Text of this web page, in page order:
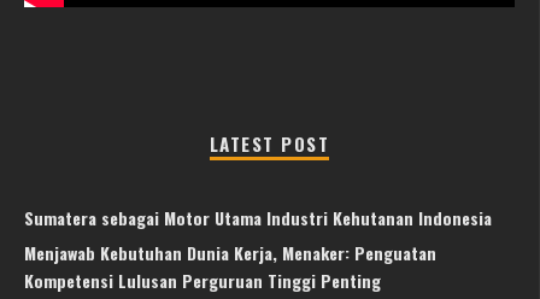
LATEST POST
Sumatera sebagai Motor Utama Industri Kehutanan Indonesia
Menjawab Kebutuhan Dunia Kerja, Menaker: Penguatan
Kompetensi Lulusan Perguruan Tinggi Penting